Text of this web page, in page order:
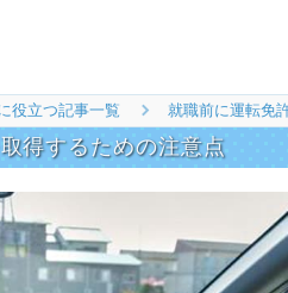
役立つ記事一覧 就職前に運転免
得するための注意点